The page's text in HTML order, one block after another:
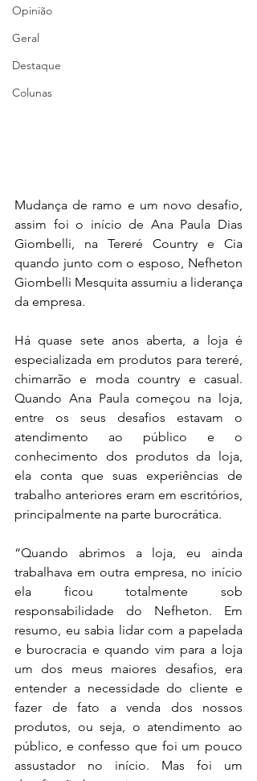
Opinião
Geral
Destaque
Colunas
Mudança de ramo e um novo desafio,
assim foi o início de Ana Paula Dias
Giombelli, na Tereré Country e Cia
quando junto com o esposo, Nefheton
Giombelli Mesquita assumiu a liderança
da empresa.
Há quase sete anos aberta, a loja é
especializada em produtos para tereré,
chimarrão e moda country e casual.
Quando Ana Paula começou na loja,
entre os seus desafios estavam o
atendimento ao público e o
conhecimento dos produtos da loja,
ela conta que suas experiências de
trabalho anteriores eram em escritórios,
principalmente na parte burocrática.
“Quando abrimos a loja, eu ainda
trabalhava em outra empresa, no início
ela ficou totalmente sob
responsabilidade do Nefheton. Em
resumo, eu sabia lidar com a papelada
e burocracia e quando vim para a loja
um dos meus maiores desafios, era
entender a necessidade do cliente e
fazer de fato a venda dos nossos
produtos, ou seja, o atendimento ao
público, e confesso que foi um pouco
assustador no início. Mas foi um